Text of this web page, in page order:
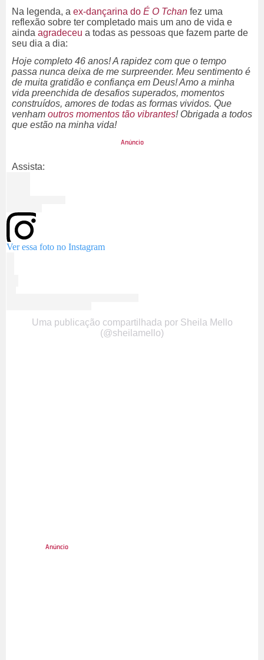
Na legenda, a ex-dançarina do É O Tchan fez uma
reflexão sobre ter completado mais um ano de vida e
ainda agradeceu a todas as pessoas que fazem parte de
seu dia a dia:
Hoje completo 46 anos! A rapidez com que o tempo
passa nunca deixa de me surpreender. Meu sentimento é
de muita gratidão e confiança em Deus! Amo a minha
vida preenchida de desafios superados, momentos
construídos, amores de todas as formas vividos. Que
venham outros momentos tão vibrantes! Obrigada a todos
que estão na minha vida!
Assista:
Ver essa foto no Instagram
Uma publicação compartilhada por Sheila Mello
(@sheilamello)